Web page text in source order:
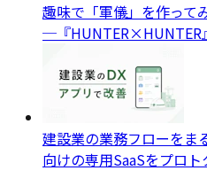
趣味で「軍儀」を作って
─『HUNTER×HUNTER
建設業の業務フローをま
向けの専用SaaSをプロ